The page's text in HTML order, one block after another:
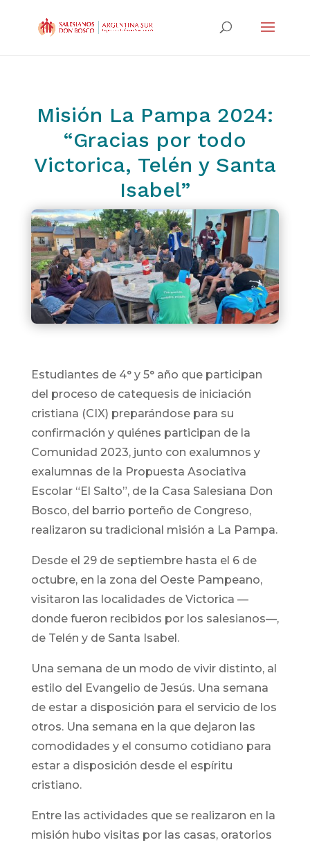
Misión La Pampa 2024:
“Gracias por todo
Victorica, Telén y Santa
Isabel”
Estudiantes de 4° y 5° año que participan
del proceso de catequesis de iniciación
cristiana (CIX) preparándose para su
confirmación y quiénes participan de la
Comunidad 2023, junto con exalumnos y
exalumnas de la Propuesta Asociativa
Escolar “El Salto”, de la Casa Salesiana Don
Bosco, del barrio porteño de Congreso,
realizaron su tradicional misión a La Pampa.
Desde el 29 de septiembre hasta el 6 de
octubre, en la zona del Oeste Pampeano,
visitaron las localidades de Victorica —
donde fueron recibidos por los salesianos—,
de Telén y de Santa Isabel.
Una semana de un modo de vivir distinto, al
estilo del Evangelio de Jesús. Una semana
de estar a disposición para el servicio de los
otros. Una semana en la que dejaron las
comodidades y el consumo cotidiano para
estar a disposición desde el espíritu
cristiano.
Entre las actividades que se realizaron en la
misión hubo visitas por las casas, oratorios